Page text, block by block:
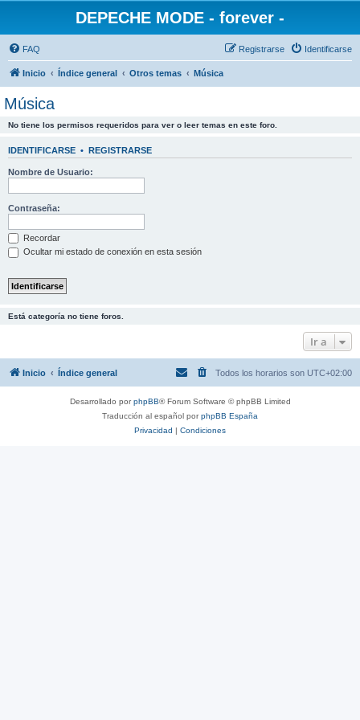
DEPECHE MODE - forever -
FAQ Identificarse
Registrarse
Inicio Índice general Otros temas Música
Música
No tiene los permisos requeridos para ver o leer temas en este foro.
IDENTIFICARSE • REGISTRARSE
Nombre de Usuario:
Contraseña:
Recordar
Ocultar mi estado de conexión en esta sesión
Está categoría no tiene foros.
Ir a
Inicio Índice general Todos los horarios son UTC+02:00
Desarrollado porphpBB® Forum Software © phpBB Limited
Traducción al español porphpBB España
Privacidad | Condiciones